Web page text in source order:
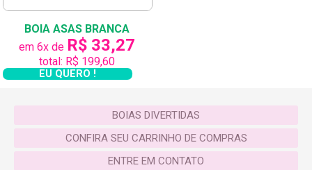
BOIA ASAS BRANCA
em 6x de R$ 33,27
total: R$ 199,60
EU QUERO !
BOIAS DIVERTIDAS
CONFIRA SEU CARRINHO DE COMPRAS
ENTRE EM CONTATO